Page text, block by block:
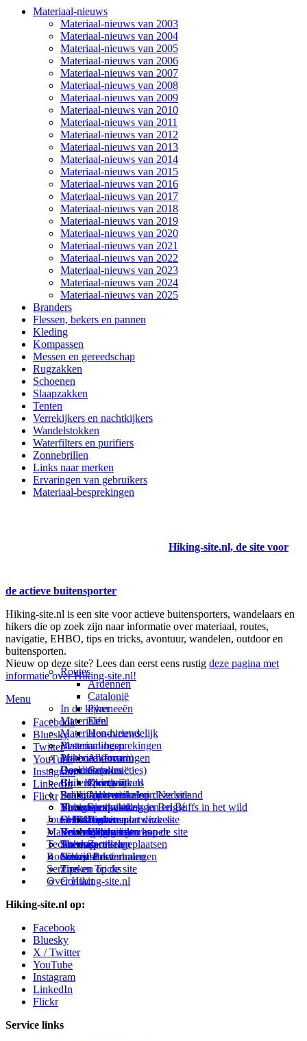
Materiaal-nieuws
Materiaal-nieuws van 2003
Materiaal-nieuws van 2004
Materiaal-nieuws van 2005
Materiaal-nieuws van 2006
Materiaal-nieuws van 2007
Materiaal-nieuws van 2008
Materiaal-nieuws van 2009
Materiaal-nieuws van 2010
Materiaal-nieuws van 2011
Materiaal-nieuws van 2012
Materiaal-nieuws van 2013
Materiaal-nieuws van 2014
Materiaal-nieuws van 2015
Materiaal-nieuws van 2016
Materiaal-nieuws van 2017
Materiaal-nieuws van 2018
Materiaal-nieuws van 2019
Materiaal-nieuws van 2020
Materiaal-nieuws van 2021
Materiaal-nieuws van 2022
Materiaal-nieuws van 2023
Materiaal-nieuws van 2024
Materiaal-nieuws van 2025
Branders
Flessen, bekers en pannen
Kleding
Kompassen
Messen en gereedschap
Rugzakken
Schoenen
Slaapzakken
Tenten
Verrekijkers en nachtkijkers
Wandelstokken
Waterfilters en purifiers
Zonnebrillen
Links naar merken
Ervaringen van gebruikers
Materiaal-besprekingen
Hiking-site.nl, de site voor
de actieve buitensporter
Hiking-site.nl is een site voor actieve buitensporters, wandelaars en
hikers die op zoek zijn naar informatie over materiaal, routes,
navigatie, EHBO, tips en tricks, avontuur, wandelen, outdoor en
buitensporten.
Nieuw op deze site? Lees dan eerst eens rustig deze pagina met
informatie over Hiking-site.nl!
Menu
Facebook
Bluesky
Twitter
YouTube
Instagram
LinkedIn
Flickr
Jouw Hiking-site.nl
Prikbord (forum)
Goodies (winacties)
Club Hiking-site.nl
Schrijfblok-artikelen
Virtuele exposities
Fotoalbums
Materialen: kiezen en kopen
In de kijker
Materialen
Materialen-nieuws
Materiaal-besprekingen
Materiaal-ervaringen
Boekrecensies
Buitensportwinkels
Buitensportwinkels in Nederland
Buitensportwinkels in Belgié
Online buitensportwinkels
Reisboekhandels
Technieken
Navigatie
EHBO
Verzorging
Thema-artikelen
Routes en Bestemmingen
Routes
Ardennen
Catalonië
Pyreneeën
Eifel
Hondvriendelijk
Bestemmingen
Andorra
Catalonië
Zweden
Paalkamperen
Thema-artikelen
Andorra
Catalonië
Zweden
Schrijfblokverhalen
Service
Buitensportvacatures
Buitensportstageplaatsen
Links
Tips en Tricks
Over Hiking-site.nl
Deze site
Over mij
Adverteren op deze site
Summit-vlaggen en Buffs in het wild
Linken naar deze site
Wijzigingen aan de site
Sitemap
Nieuwsbrief
Zoeken op de site
Contact
Hiking-site.nl op:
Facebook
Bluesky
X / Twitter
YouTube
Instagram
LinkedIn
Flickr
Service links